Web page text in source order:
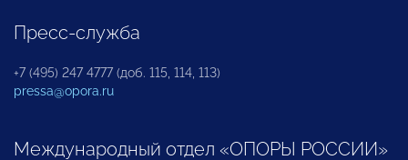
Пресс-служба
+7 (495) 247 4777 (доб. 115, 114, 113)
pressa@opora.ru
Международный отдел «ОПОРЫ РОССИИ»